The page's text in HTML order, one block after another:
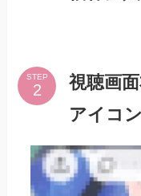
STEP
視聴画
アイコ